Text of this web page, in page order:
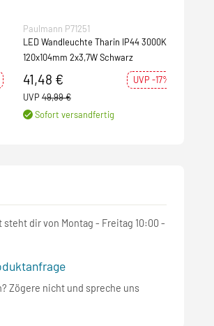
Paulmann P71251
LED Wandleuchte Tharin IP44 3000K
120x104mm 2x3,7W Schwarz
41,48 €
UVP -17%
UVP 49,99 €
Sofort versandfertig
dir von Montag - Freitag 10:00 -
Zögere nicht und spreche uns